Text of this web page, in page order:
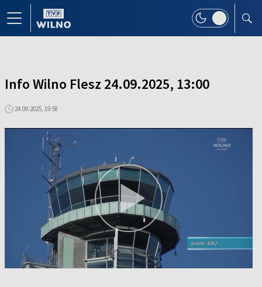
Info Wilno Flesz 24.09.2025, 13:00
24.09.2025, 19:58